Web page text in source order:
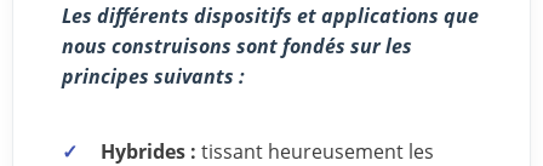
Les différents dispositifs et applications que
nous construisons sont fondés sur les
principes suivants :
Hybrides : tissant heureusement les